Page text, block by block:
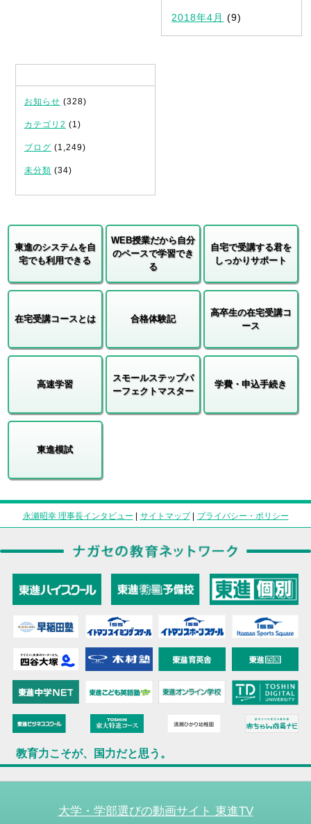
2018年4月 (9)
お知らせ (328)
カテゴリ2 (1)
ブログ (1,249)
未分類 (34)
東進のシステムを自
宅でも利用できる
WEB授業だから自分
のペースで学習でき
る
自宅で受講する君を
しっかりサポート
在宅受講コースとは 合格体験記
高卒生の在宅受講コ
ース
高速学習
スモールステップパ
ーフェクトマスター
学費・申込手続き
東進模試
永瀬昭幸 理事長インタビュー | サイトマップ| プライバシー・ポリシー
教育力こそが、国力だと思う。
大学・学部選びの動画サイト 東進TV